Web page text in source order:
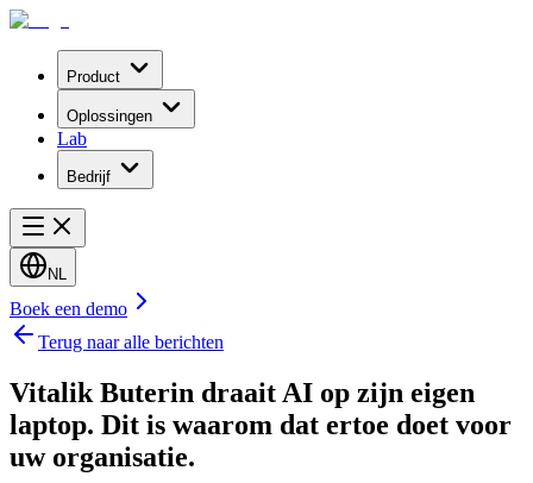
Product
Oplossingen
Lab
Bedrijf
NL
Boek een demo
Terug naar alle berichten
Vitalik Buterin draait AI op zijn eigen
laptop. Dit is waarom dat ertoe doet voor
uw organisatie.